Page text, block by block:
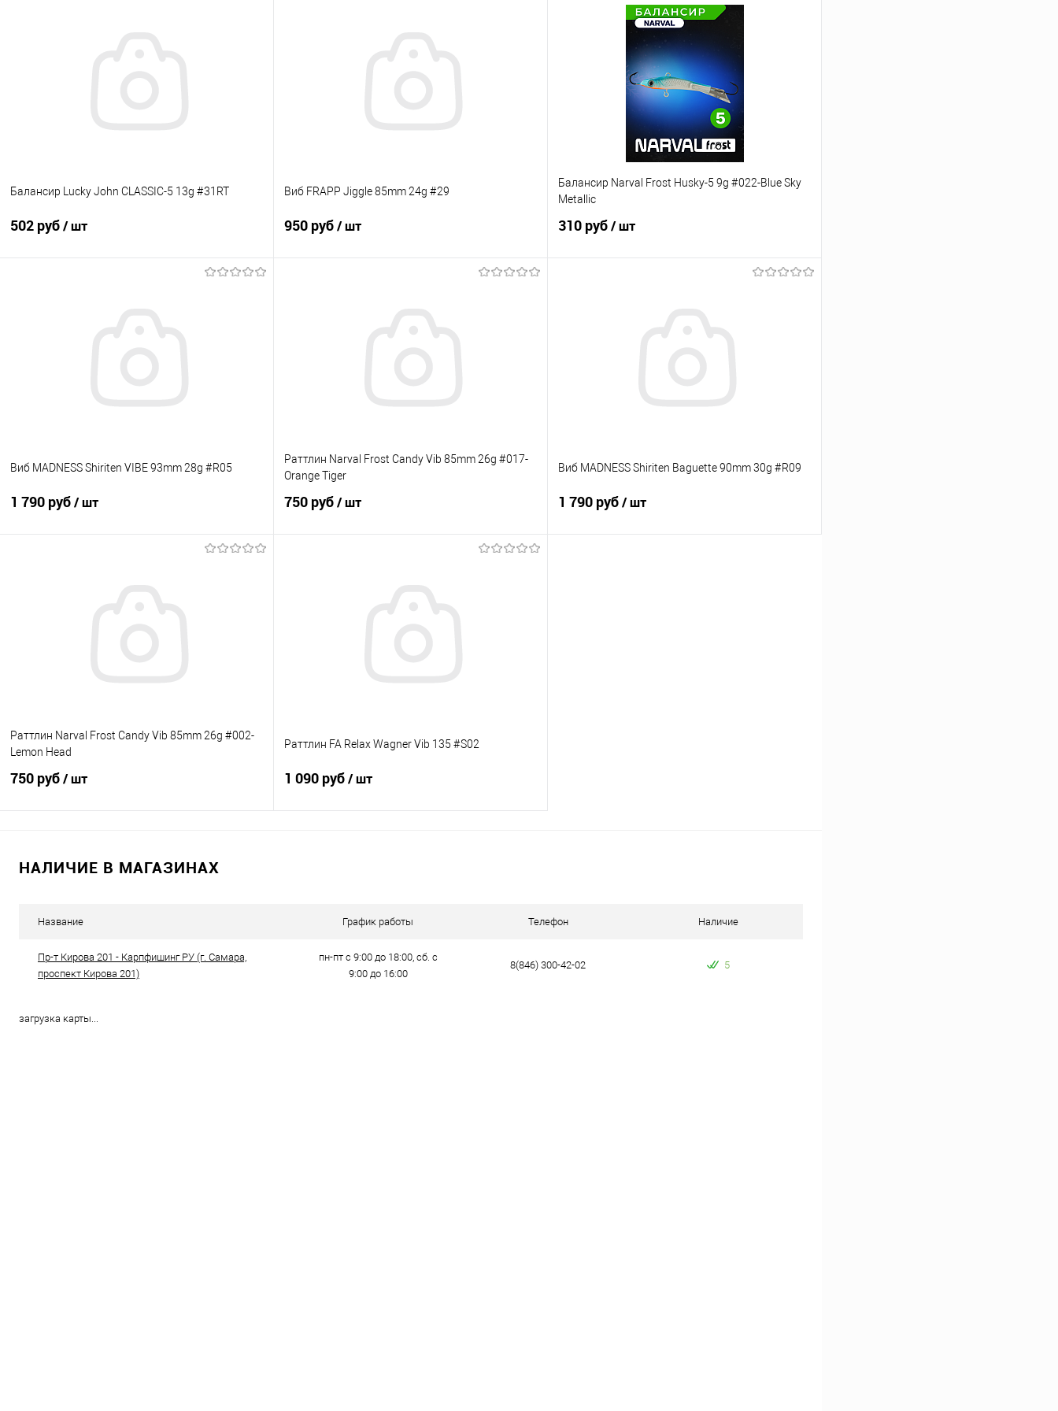
Балансир Lucky John CLASSIC-5 13g #31RT
502 руб/ шт
Виб FRAPP Jiggle 85mm 24g #29
950 руб/ шт
Балансир Narval Frost Husky-5 9g #022-Blue Sky
Metallic
310 руб/ шт
Виб MADNESS Shiriten VIBE 93mm 28g #R05
1 790 руб/ шт
Раттлин Narval Frost Candy Vib 85mm 26g #017-
Orange Tiger
750 руб/ шт
Виб MADNESS Shiriten Baguette 90mm 30g #R09
1 790 руб/ шт
Раттлин Narval Frost Candy Vib 85mm 26g #002-
Lemon Head
750 руб/ шт
Раттлин FA Relax Wagner Vib 135 #S02
1 090 руб/ шт
НАЛИЧИЕ В МАГАЗИНАХ
Название График работы Телефон Наличие
Пр-т Кирова 201 - Карпфишинг РУ (г. Самара,
проспект Кирова 201)
пн-пт с 9:00 до 18:00, сб. с
9:00 до 16:00
8(846) 300-42-02 5
загрузка карты...